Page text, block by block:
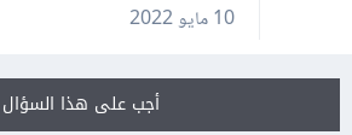
10 مايو 2022
أجب على هذا السؤال